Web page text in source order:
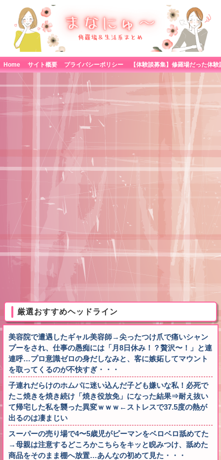
Home サイト概要 プライバシーポリシー
厳選おすすめヘッドライン
美容院で遭遇したギャル美容師→尖ったつけ爪で痛いシャン
プーをされ、仕事の愚痴には「月8日休み！？贅沢〜！」と連
連呼…プロ意識ゼロの身だしなみと、客に嫉妬してマウント
を取ってくるのが不快すぎ・・・
子連れだらけのホムパに迷い込んだ子ども嫌いな私！必死で
たこ焼きを焼き続け「焼き役放免」になった結果⇒耐え抜い
て帰宅した私を襲った異変ｗｗｗ←ストレスで37.5度の熱が
出るのは凄まじい
スーパーの売り場で4〜5歳児がピーマンをベロベロ舐めてた
→母親は注意するどころかこちらをキッと睨みつけ、舐めた
商品をそのまま棚へ放置…あんなの初めて見た・・・